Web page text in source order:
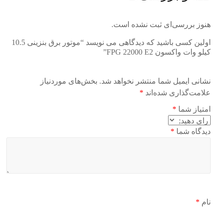
هنوز بررسی‌ای ثبت نشده است.
اولین کسی باشید که دیدگاهی می نویسد “موتور برق بنزینی 10.5
کیلو وات واکسون FPG 22000 E2”
نشانی ایمیل شما منتشر نخواهد شد. بخش‌های موردنیاز
علامت‌گذاری شده‌اند *
امتیاز شما *
دیدگاه شما *
نام *